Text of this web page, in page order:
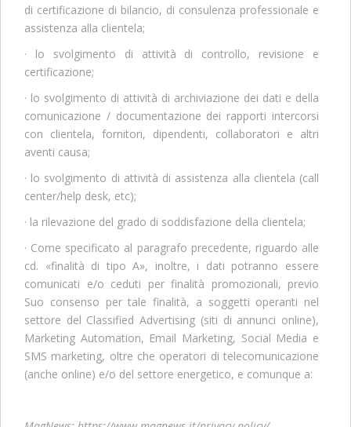
di certificazione di bilancio, di consulenza professionale e
assistenza alla clientela;
· lo svolgimento di attività di controllo, revisione e
certificazione;
· lo svolgimento di attività di archiviazione dei dati e della
comunicazione / documentazione dei rapporti intercorsi
con clientela, fornitori, dipendenti, collaboratori e altri
aventi causa;
· lo svolgimento di attività di assistenza alla clientela (call
center/help desk, etc);
· la rilevazione del grado di soddisfazione della clientela;
· Come specificato al paragrafo precedente, riguardo alle
cd. «finalità di tipo A», inoltre, i dati potranno essere
comunicati e/o ceduti per finalità promozionali, previo
Suo consenso per tale finalità, a soggetti operanti nel
settore del Classified Advertising (siti di annunci online),
Marketing Automation, Email Marketing, Social Media e
SMS marketing, oltre che operatori di telecomunicazione
(anche online) e/o del settore energetico, e comunque a: